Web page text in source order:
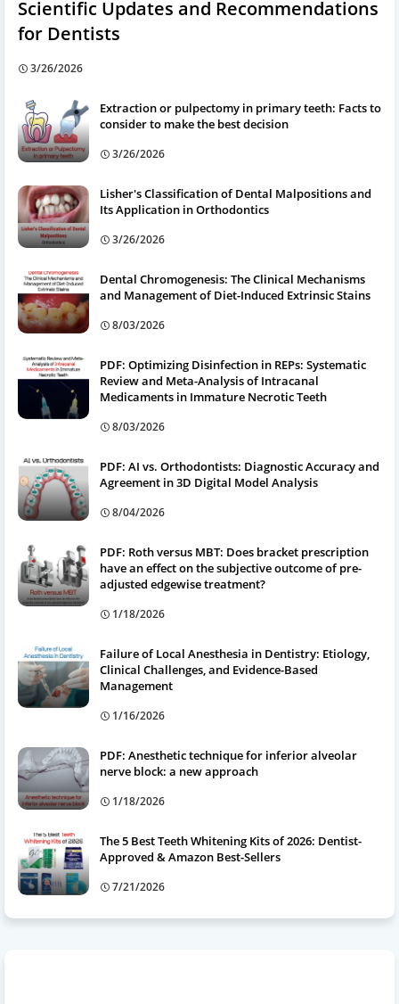
Scientific Updates and Recommendations
for Dentists
3/26/2026
Extraction or pulpectomy in primary teeth: Facts to
consider to make the best decision
3/26/2026
Lisher's Classification of Dental Malpositions and
Its Application in Orthodontics
3/26/2026
Dental Chromogenesis: The Clinical Mechanisms
and Management of Diet-Induced Extrinsic Stains
8/03/2026
PDF: Optimizing Disinfection in REPs: Systematic
Review and Meta-Analysis of Intracanal
Medicaments in Immature Necrotic Teeth
8/03/2026
PDF: AI vs. Orthodontists: Diagnostic Accuracy and
Agreement in 3D Digital Model Analysis
8/04/2026
PDF: Roth versus MBT: Does bracket prescription
have an effect on the subjective outcome of pre-
adjusted edgewise treatment?
1/18/2026
Failure of Local Anesthesia in Dentistry: Etiology,
Clinical Challenges, and Evidence-Based
Management
1/16/2026
PDF: Anesthetic technique for inferior alveolar
nerve block: a new approach
1/18/2026
The 5 Best Teeth Whitening Kits of 2026: Dentist-
Approved & Amazon Best-Sellers
7/21/2026